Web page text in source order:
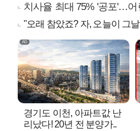
치사율 최대 75% '공포'…
"오래 참았죠? 자, 오늘이 그
경기도 이천, 아파트값 난
리났다! 20년 전 분양가..